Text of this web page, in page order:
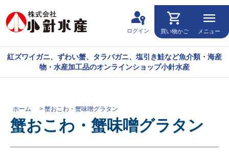
passkey
ログイン
shopping_cart
買い物かご
menu
メニュー
紅ズワイガニ、ずわい蟹、タラバガニ、塩引き鮭など魚介類・海産
物・水産加工品のオンラインショップ小針水産
ホーム > 蟹おこわ・蟹味噌グラタン
蟹おこわ・蟹味噌グラタン